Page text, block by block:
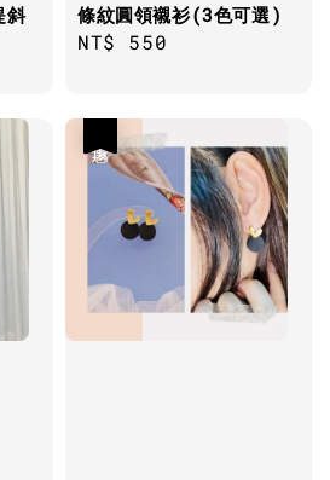
斜
條紋圓領襯衫(3色可選)
Regular
NT$ 550